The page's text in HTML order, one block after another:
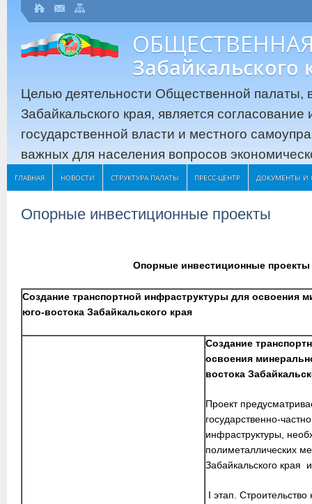
Забайкальского
Целью деятельности Общественной палаты,
Забайкальского края, является
государственной власти и местного
важных для населения вопросов
ГЛАВНАЯ НОВОСТИ СТРУКТУРА ПАЛАТЫ ПРЕСС-ЦЕНТР ДОКУМЕНТЫ И
Опорные инвестиционные проекты
Опорные инвестиционные проекты
Создание транспортной инфраструктуры для освоения
юго-востока Забайкальского края
Создание
освоения
востока
Проект
государственно-
инфраструктуры,
полиметаллических
Забайкальского края
I этап.